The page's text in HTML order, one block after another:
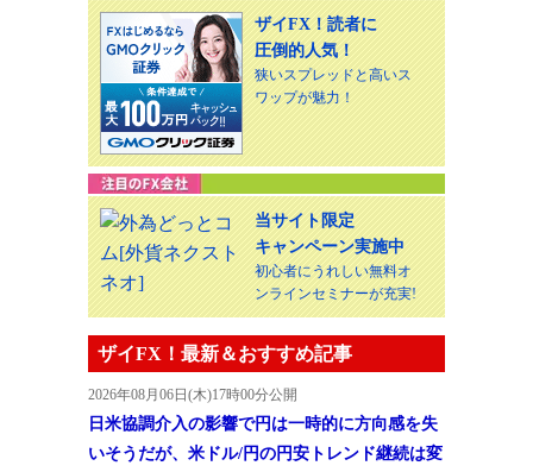
ザイFX！読者に
圧倒的人気！
狭いスプレッドと高いス
ワップが魅力！
当サイト限定
キャンペーン実施中
初心者にうれしい無料オ
ンラインセミナーが充実!
ザイFX！最新＆おすすめ記事
2026年08月06日(木)17時00分公開
日米協調介入の影響で円は一時的に方向感を失
いそうだが、米ドル/円の円安トレンド継続は変